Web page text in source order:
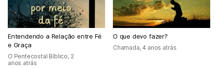
Entendendo a Relação entre Fé
e Graça
O Pentecostal Bíblico, 2
anos atrás
O que devo fazer?
Chamada, 4 anos atrás